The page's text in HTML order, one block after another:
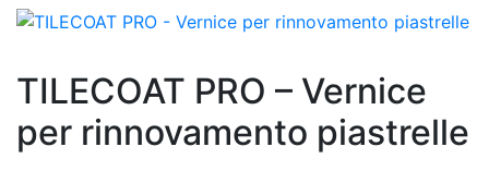
TILECOAT PRO – Vernice
per rinnovamento piastrelle